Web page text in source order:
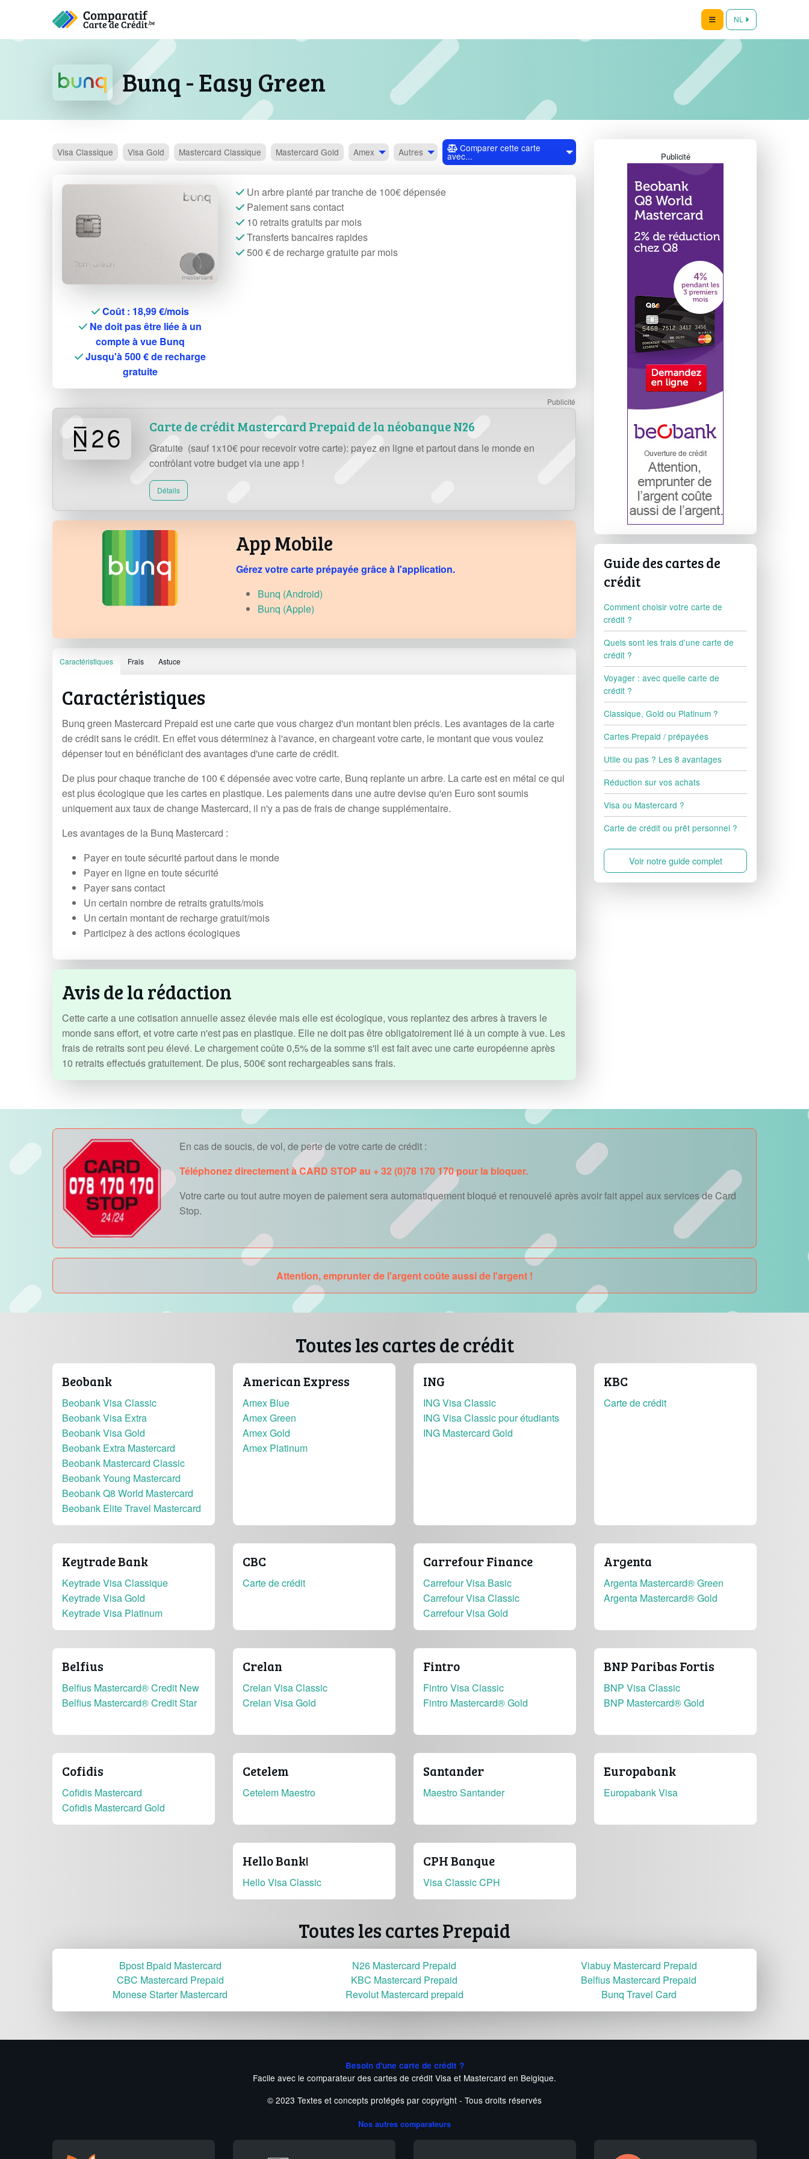
NL
Bunq - Easy Green
Visa Classique Visa Gold Mastercard Classique Mastercard Gold Amex Autres Comparer cette carte
avec...
Coût : 18,99 €/mois
Ne doit pas être liée à un
compte à vue Bunq
Jusqu'à 500 € de recharge
gratuite
Un arbre planté par tranche de 100€ dépensée
Paiement sans contact
10 retraits gratuits par mois
Transferts bancaires rapides
500 € de recharge gratuite par mois
Carte de crédit Mastercard Prepaid de la néobanque N26
Gratuite (sauf 1x10€ pour recevoir votre carte): payez en ligne et partout dans le monde en
contrôlant votre budget via une app !
Détails
App Mobile
Gérez votre carte prépayée grâce à l'application.
Bunq (Android)
Bunq (Apple)
Caractéristiques Frais Astuce
Caractéristiques
Bunq green Mastercard Prepaid est une carte que vous chargez d'un montant bien précis. Les avantages de la carte
de crédit sans le crédit. En effet vous déterminez à l'avance, en chargeant votre carte, le montant que vous voulez
dépenser tout en bénéficiant des avantages d'une carte de crédit.
De plus pour chaque tranche de 100 € dépensée avec votre carte, Bunq replante un arbre. La carte est en métal ce qui
est plus écologique que les cartes en plastique. Les paiements dans une autre devise qu'en Euro sont soumis
uniquement aux taux de change Mastercard, il n'y a pas de frais de change supplémentaire.
Les avantages de la Bunq Mastercard :
Payer en toute sécurité partout dans le monde
Payer en ligne en toute sécurité
Payer sans contact
Un certain nombre de retraits gratuits/mois
Un certain montant de recharge gratuit/mois
Participez à des actions écologiques
Avis de la rédaction
Cette carte a une cotisation annuelle assez élevée mais elle est écologique, vous replantez des arbres à travers le
monde sans effort, et votre carte n'est pas en plastique. Elle ne doit pas être obligatoirement lié à un compte à vue. Les
frais de retraits sont peu élevé. Le chargement coûte 0,5% de la somme s'il est fait avec une carte européenne après
10 retraits effectués gratuitement. De plus, 500€ sont rechargeables sans frais.
Publicité
Guide des cartes de
crédit
Comment choisir votre carte de
crédit ?
Quels sont les frais d'une carte de
crédit ?
Voyager : avec quelle carte de
crédit ?
Classique, Gold ou Platinum ?
Cartes Prepaid / prépayées
Utile ou pas ? Les 8 avantages
Réduction sur vos achats
Visa ou Mastercard ?
Carte de crédit ou prêt personnel ?
Voir notre guide complet
En cas de soucis, de vol, de perte de votre carte de crédit :
Téléphonez directement à CARD STOP au + 32 (0)78 170 170 pour la bloquer.
Votre carte ou tout autre moyen de paiement sera automatiquement bloqué et renouvelé après avoir fait appel aux services de Card
Stop.
Attention, emprunter de l'argent coûte aussi de l'argent !
Toutes les cartes de crédit
Beobank
Beobank Visa Classic
Beobank Visa Extra
Beobank Visa Gold
Beobank Extra Mastercard
Beobank Mastercard Classic
Beobank Young Mastercard
Beobank Q8 World Mastercard
Beobank Elite Travel Mastercard
American Express
Amex Blue
Amex Green
Amex Gold
Amex Platinum
ING
ING Visa Classic
ING Visa Classic pour étudiants
ING Mastercard Gold
KBC
Carte de crédit
Keytrade Bank
Keytrade Visa Classique
Keytrade Visa Gold
Keytrade Visa Platinum
CBC
Carte de crédit
Carrefour Finance
Carrefour Visa Basic
Carrefour Visa Classic
Carrefour Visa Gold
Argenta
Argenta Mastercard® Green
Argenta Mastercard® Gold
Belfius
Belfius Mastercard® Credit New
Belfius Mastercard® Credit Star
Crelan
Crelan Visa Classic
Crelan Visa Gold
Fintro
Fintro Visa Classic
Fintro Mastercard® Gold
BNP Paribas Fortis
BNP Visa Classic
BNP Mastercard® Gold
Cofidis
Cofidis Mastercard
Cofidis Mastercard Gold
Cetelem
Cetelem Maestro
Santander
Maestro Santander
Europabank
Europabank Visa
Hello Bank!
Hello Visa Classic
CPH Banque
Visa Classic CPH
Toutes les cartes Prepaid
Bpost Bpaid Mastercard N26 Mastercard Prepaid
Viabuy Mastercard Prepaid
CBC Mastercard Prepaid
KBC Mastercard Prepaid
Belfius Mastercard Prepaid
Monese Starter Mastercard
Revolut Mastercard prepaid Bunq Travel Card
Besoin d'une carte de crédit ?
Facile avec le comparateur des cartes de crédit Visa et Mastercard en Belgique.
© 2023 Textes et concepts protégés par copyright - Tous droits réservés
Nos autres comparateurs